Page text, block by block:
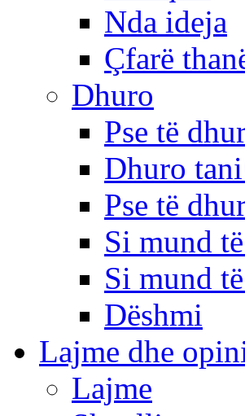
Nda ideja
Çfarë
Dhuro
Pse të
Dhuro
Pse të
Si mund
Si mund
Dëshmi
Lajme dhe
Lajme